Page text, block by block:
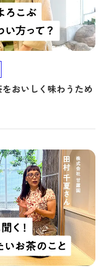
おいしく味わうため